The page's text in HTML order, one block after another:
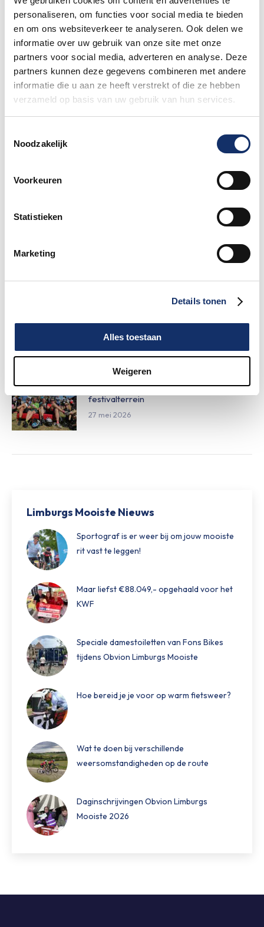
personaliseren, om functies voor social media te bieden
en om ons websiteverkeer te analyseren. Ook delen we
informatie over uw gebruik van onze site met onze
partners voor social media, adverteren en analyse. Deze
partners kunnen deze gegevens combineren met andere
informatie die u aan ze heeft verstrekt of die ze hebben
verzameld op basis van uw gebruik van hun services.
Noodzakelijk
Voorkeuren
Statistieken
Marketing
Details tonen
Alles toestaan
Weigeren
Meer Limburgs Mooiste
Maar liefst €88.049,- opgehaald voor het
KWF
12 juni 2026
Speciale damestoiletten van Fons Bikes
Hoe bereid je je voor op warm fietsweer?
weersomstandigheden op de route
27 mei 2026
Mooiste 2026
Nieuw betaalsysteem op het
festivalterrein
27 mei 2026
Limburgs Mooiste Nieuws
Sportograf is er weer bij om jouw mooiste
rit vast te leggen!
Maar liefst €88.049,- opgehaald voor het
KWF
Speciale damestoiletten van Fons Bikes
tijdens Obvion Limburgs Mooiste
Hoe bereid je je voor op warm fietsweer?
Wat te doen bij verschillende
weersomstandigheden op de route
Daginschrijvingen Obvion Limburgs
Mooiste 2026